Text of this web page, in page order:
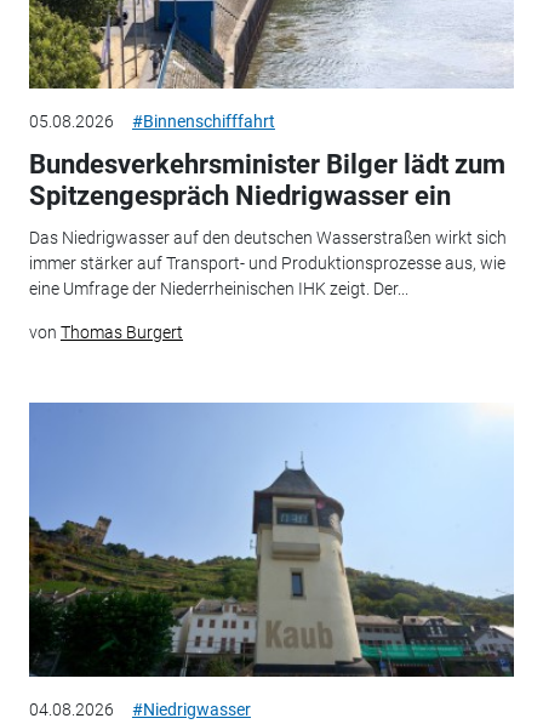
05.08.2026 #Binnenschifffahrt
Bundesverkehrsminister Bilger lädt zum
Spitzengespräch Niedrigwasser ein
Das Niedrigwasser auf den deutschen Wasserstraßen wirkt sich
immer stärker auf Transport- und Produktionsprozesse aus, wie
eine Umfrage der Niederrheinischen IHK zeigt. Der...
von Thomas Burgert
04.08.2026 #Niedrigwasser